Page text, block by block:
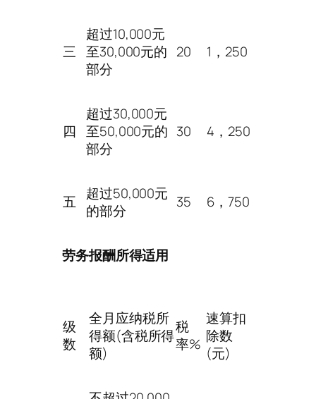
三
超过10,000元
至30,000元的
部分
20 1，250
四
超过30,000元
至50,000元的
部分
30 4，250
五 超过50,000元
的部分
35 6，750
劳务报酬所得适用
级
数
全月应纳税所
得额(含税所得
额)
税
率%
速算扣
除数
(元)